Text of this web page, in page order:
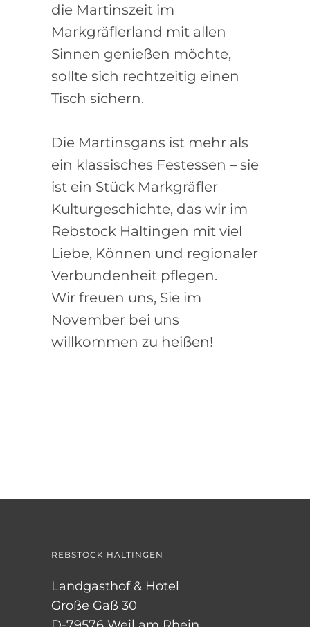
die Martinszeit im
Markgräflerland mit allen
Sinnen genießen möchte,
sollte sich rechtzeitig einen
Tisch sichern.
Die Martinsgans ist mehr als
ein klassisches Festessen – sie
ist ein Stück Markgräfler
Kulturgeschichte, das wir im
Rebstock Haltingen mit viel
Liebe, Können und regionaler
Verbundenheit pflegen.
Wir freuen uns, Sie im
November bei uns
willkommen zu heißen!
REBSTOCK HALTINGEN
Landgasthof & Hotel
Große Gaß 30